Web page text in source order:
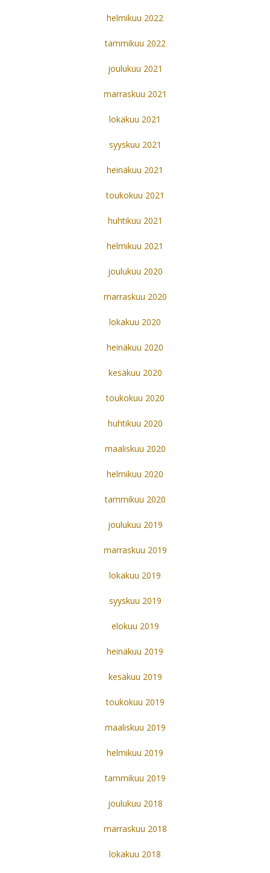
helmikuu 2022
tammikuu 2022
joulukuu 2021
marraskuu 2021
lokakuu 2021
syyskuu 2021
heinäkuu 2021
toukokuu 2021
huhtikuu 2021
helmikuu 2021
joulukuu 2020
marraskuu 2020
lokakuu 2020
heinäkuu 2020
kesäkuu 2020
toukokuu 2020
huhtikuu 2020
maaliskuu 2020
helmikuu 2020
tammikuu 2020
joulukuu 2019
marraskuu 2019
lokakuu 2019
syyskuu 2019
elokuu 2019
heinäkuu 2019
kesäkuu 2019
toukokuu 2019
maaliskuu 2019
helmikuu 2019
tammikuu 2019
joulukuu 2018
marraskuu 2018
lokakuu 2018